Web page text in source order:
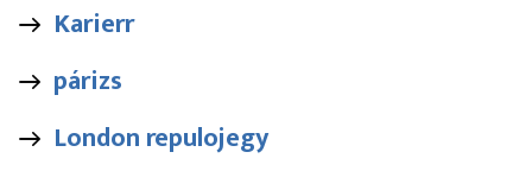
Karierr
párizs
London repulojegy